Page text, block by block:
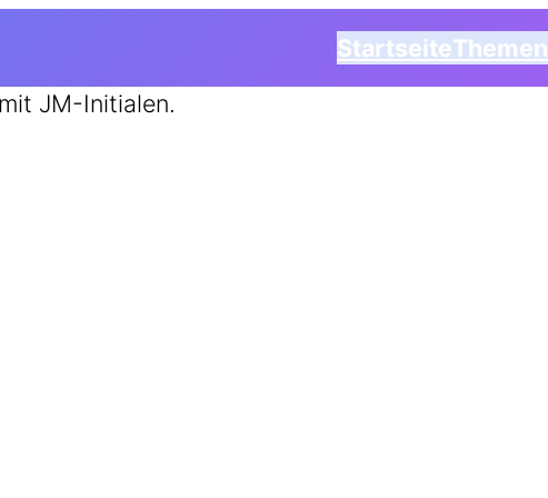
StartseiteThemen